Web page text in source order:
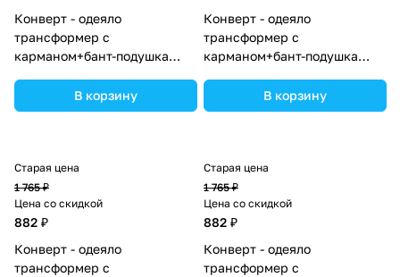
Конверт - одеяло
трансформер с
карманом+бант-подушка
(№7496-0-1_08) цвета в
ассортименте.
В корзину
Конверт - одеяло
трансформер с
карманом+бант-подушка
(№7496-0-1_07) цвета в
ассортименте.
В корзину
Старая цена
1 765 ₽
Цена со скидкой
882 ₽
Конверт - одеяло
трансформер с
Старая цена
1 765 ₽
Цена со скидкой
882 ₽
Конверт - одеяло
трансформер с